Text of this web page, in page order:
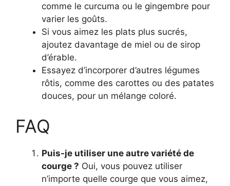
comme le curcuma ou le gingembre pour
varier les goûts.
Si vous aimez les plats plus sucrés,
ajoutez davantage de miel ou de sirop
d’érable.
Essayez d’incorporer d’autres légumes
rôtis, comme des carottes ou des patates
douces, pour un mélange coloré.
FAQ
Puis-je utiliser une autre variété de
courge ? Oui, vous pouvez utiliser
n’importe quelle courge que vous aimez,